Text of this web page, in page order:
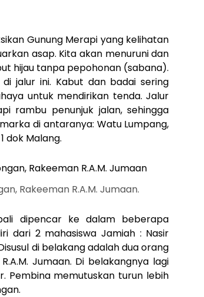
Gunung Merapi yang kelihatan
asap. Kita akan menuruni dan
hijau tanpa pepohonan (sabana).
jalur ini. Kabut dan badai sering
untuk mendirikan tenda. Jalur
rambu penunjuk jalan, sehingga
di antaranya: Watu Lumpang,
dok Malang.
Rakeeman R.A.M. Jumaan.
dipencar ke dalam beberapa
dari 2 mahasiswa Jamiah : Nasir
di belakang adalah dua orang
Jumaan. Di belakangnya lagi
Pembina memutuskan turun lebih